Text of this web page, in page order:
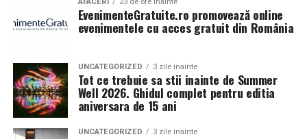
La La Lime
– prospețime reinterpretată
Dacă preferi parfumurile fresh, luminoase și energice, La
La Lime este alegerea potrivită.
Putere mai mare de negociere
cooperativa agricola este cresterea puterii de negociere.
Atunci cand productia mai multor fermieri este
valorificata impreuna, cantitatile disponibile sunt mai
mari, iar cooperativa poate negocia conditii comerciale
mai avantajoase cu procesatorii, comerciantii sau marile
EvenimenteGratuite.ro promovează online
evenimentele cu acces gratuit din România
UNCATEGORIZED 3 zile inainte
Tot ce trebuie sa stii inainte de Summer
Well 2026. Ghidul complet pentru editia
aniversara de 15 ani
UNCATEGORIZED 3 zile inainte